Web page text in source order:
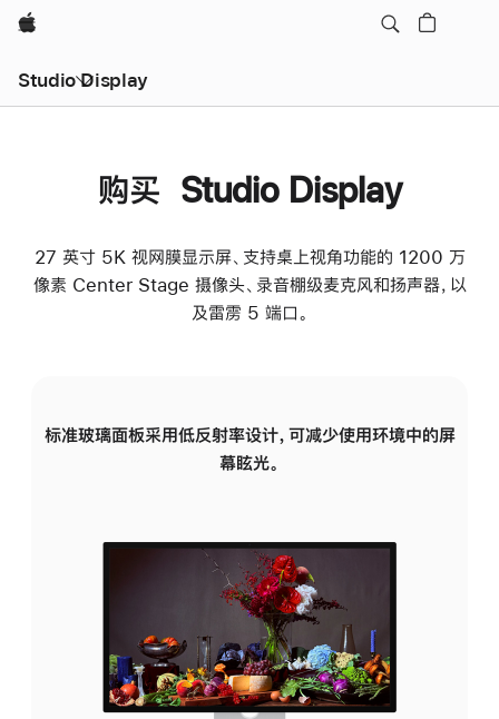
Apple
Studio Display
购买 Studio Display
27 英寸 5K 视网膜显示屏、支持桌上视角功能的 1200 万
像素 Center Stage 摄像头、录音棚级麦克风和扬声器，以
及雷雳 5 端口。
标准玻璃面板采用低反射率设计，可减少使用环境中的屏
幕眩光。